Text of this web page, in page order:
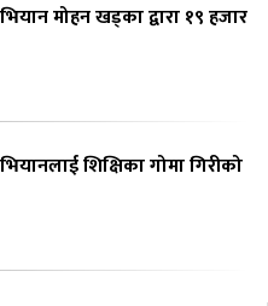
मोहन खड्का द्वारा १९ हजार
शिक्षिका गोमा गिरीको